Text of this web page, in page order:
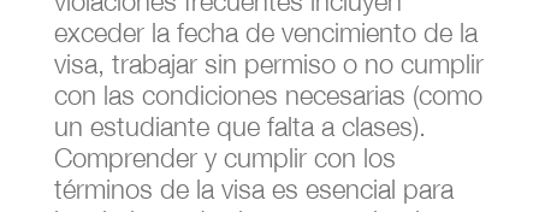
exceder la fecha de vencimiento de la
visa, trabajar sin permiso o no cumplir
con las condiciones necesarias (como
un estudiante que falta a clases).
Comprender y cumplir con los
términos de la visa es esencial para